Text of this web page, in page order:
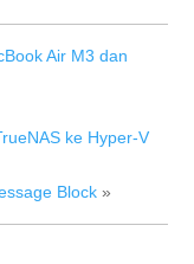
Air M3 dan
ke Hyper-V
Block »